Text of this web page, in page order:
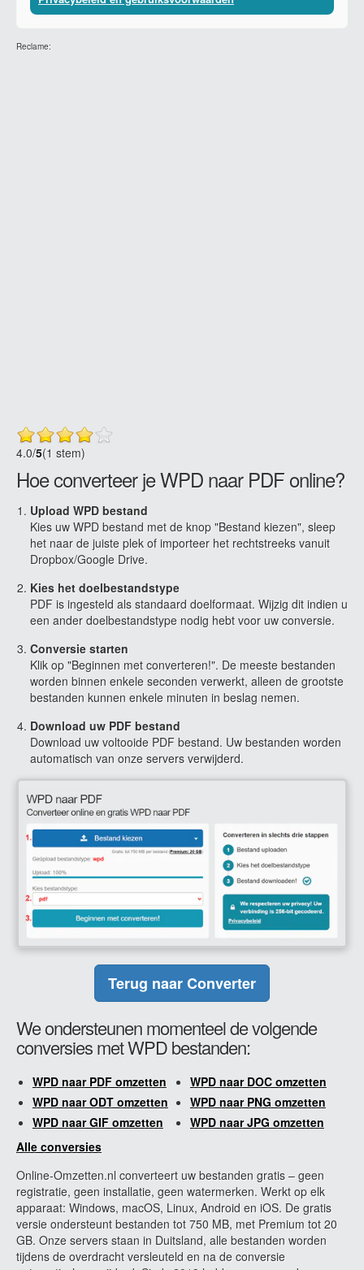
Reclame:
4.0/5(1 stem)
Hoe converteer je WPD naar PDF online?
Upload WPD bestand
Kies uw WPD bestand met de knop "Bestand kiezen", sleep
het naar de juiste plek of importeer het rechtstreeks vanuit
Dropbox/Google Drive.
Kies het doelbestandstype
PDF is ingesteld als standaard doelformaat. Wijzig dit indien u
een ander doelbestandstype nodig hebt voor uw conversie.
Conversie starten
Klik op "Beginnen met converteren!". De meeste bestanden
worden binnen enkele seconden verwerkt, alleen de grootste
bestanden kunnen enkele minuten in beslag nemen.
Download uw PDF bestand
Download uw voltooide PDF bestand. Uw bestanden worden
automatisch van onze servers verwijderd.
Terug naar Converter
We ondersteunen momenteel de volgende
conversies met WPD bestanden:
WPD naar PDF omzetten
WPD naar DOC omzetten
WPD naar ODT omzetten
WPD naar PNG omzetten
WPD naar GIF omzetten
WPD naar JPG omzetten
Alle conversies
Online-Omzetten.nl converteert uw bestanden gratis – geen
registratie, geen installatie, geen watermerken. Werkt op elk
apparaat: Windows, macOS, Linux, Android en iOS. De gratis
versie ondersteunt bestanden tot 750 MB, met Premium tot 20
GB. Onze servers staan in Duitsland, alle bestanden worden
tijdens de overdracht versleuteld en na de conversie